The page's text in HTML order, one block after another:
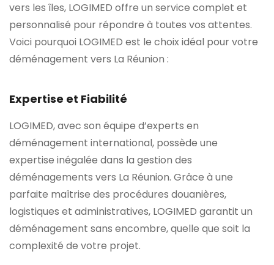
vers les îles, LOGIMED offre un service complet et
personnalisé pour répondre à toutes vos attentes.
Voici pourquoi LOGIMED est le choix idéal pour votre
déménagement vers La Réunion :
Expertise et Fiabilité
LOGIMED, avec son équipe d’experts en
déménagement international, possède une
expertise inégalée dans la gestion des
déménagements vers La Réunion. Grâce à une
parfaite maîtrise des procédures douanières,
logistiques et administratives, LOGIMED garantit un
déménagement sans encombre, quelle que soit la
complexité de votre projet.